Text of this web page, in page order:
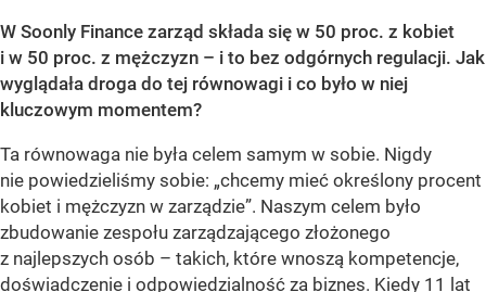
W Soonly Finance zarząd składa się w 50 proc. z kobiet
i w 50 proc. z mężczyzn – i to bez odgórnych regulacji. Jak
wyglądała droga do tej równowagi i co było w niej
kluczowym momentem?
Ta równowaga nie była celem samym w sobie. Nigdy
nie powiedzieliśmy sobie: „chcemy mieć określony procent
kobiet i mężczyzn w zarządzie”. Naszym celem było
zbudowanie zespołu zarządzającego złożonego
z najlepszych osób – takich, które wnoszą kompetencje,
doświadczenie i odpowiedzialność za biznes. Kiedy 11 lat